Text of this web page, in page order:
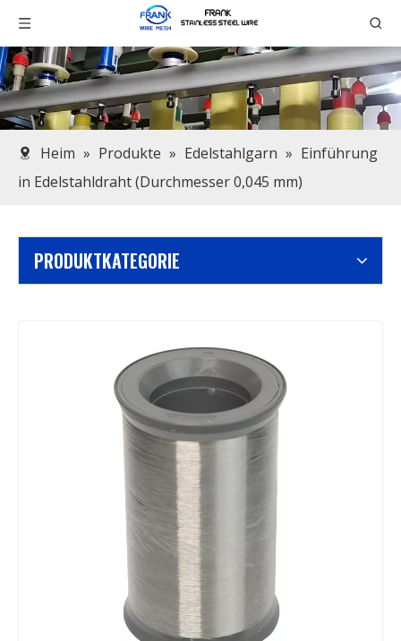
Heim » Produkte » Edelstahlgarn » Einführung
in Edelstahldraht (Durchmesser 0,045 mm)
PRODUKTKATEGORIE